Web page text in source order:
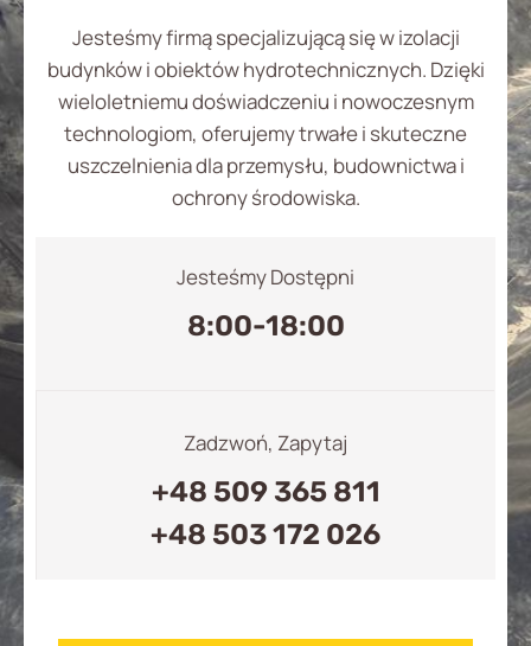
Jesteśmy firmą specjalizującą się w izolacji
budynków i obiektów hydrotechnicznych. Dzięki
wieloletniemu doświadczeniu i nowoczesnym
technologiom, oferujemy trwałe i skuteczne
uszczelnienia dla przemysłu, budownictwa i
ochrony środowiska.
Jesteśmy Dostępni
8:00-18:00
Zadzwoń, Zapytaj
+48 509 365 811
+48 503 172 026